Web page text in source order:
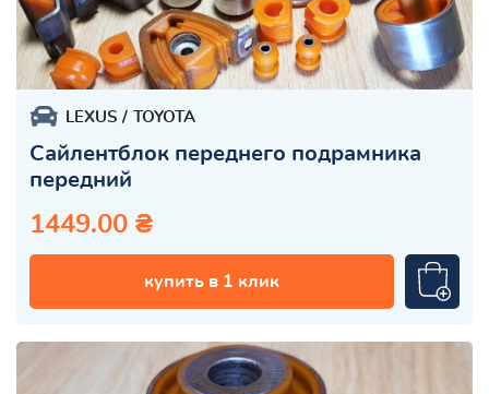
LEXUS TOYOTA
Cайлентблок переднего подрамника
передний
1449.00 ₴
купить в 1 клик